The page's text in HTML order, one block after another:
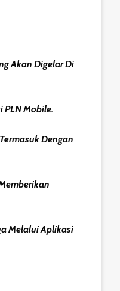
Akan Digelar Di
PLN Mobile.
Dengan
Melalui Aplikasi